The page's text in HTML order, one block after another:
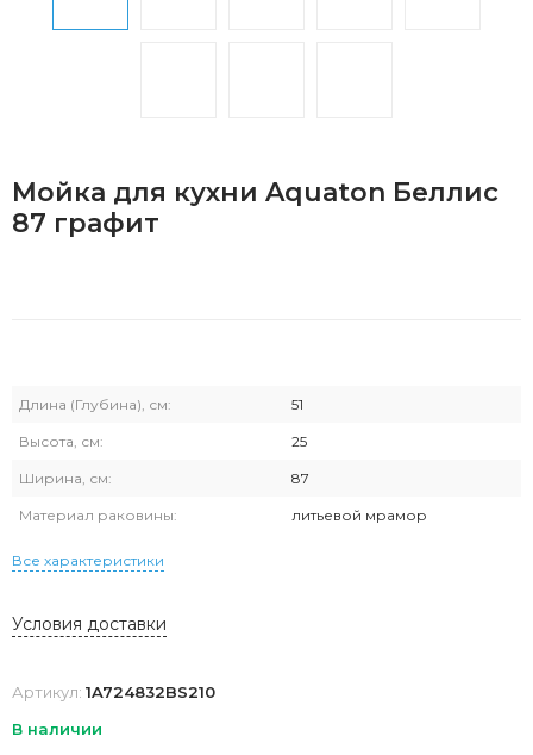
Мойка для кухни Aquaton Беллис
87 графит
Длина (Глубина), см: 51
Высота, см: 25
Ширина, см: 87
Материал раковины: литьевой мрамор
Все характеристики
Условия доставки
Артикул: 1A724832BS210
В наличии